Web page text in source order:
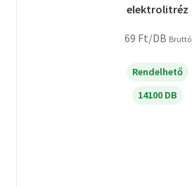
elektrolitréz
69 Ft/DB Bruttó
Rendelhető
14100 DB